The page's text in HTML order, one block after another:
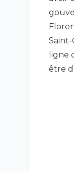
Saint-
ligne
être